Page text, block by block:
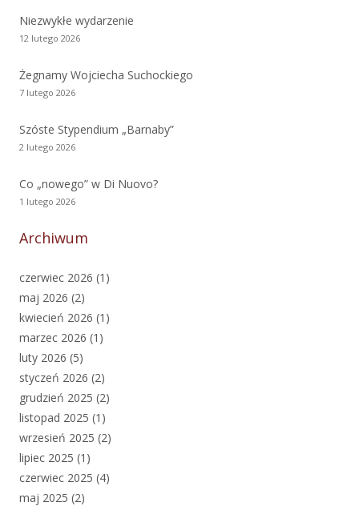
Niezwykłe wydarzenie
12 lutego 2026
Żegnamy Wojciecha Suchockiego
7 lutego 2026
Szóste Stypendium „Barnaby”
2 lutego 2026
Co „nowego” w Di Nuovo?
1 lutego 2026
Archiwum
czerwiec 2026 (1)
maj 2026 (2)
kwiecień 2026 (1)
marzec 2026 (1)
luty 2026 (5)
styczeń 2026 (2)
grudzień 2025 (2)
listopad 2025 (1)
wrzesień 2025 (2)
lipiec 2025 (1)
czerwiec 2025 (4)
maj 2025 (2)